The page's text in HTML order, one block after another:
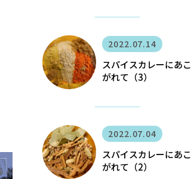
2022.07.14
スパイスカレーにあこ
がれて（3）
2022.07.04
スパイスカレーにあこ
がれて（2）